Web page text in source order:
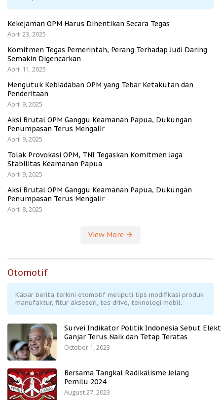
Kekejaman OPM Harus Dihentikan Secara Tegas
April 23, 2025
Komitmen Tegas Pemerintah, Perang Terhadap Judi Daring
Semakin Digencarkan
April 11, 2025
Mengutuk Kebiadaban OPM yang Tebar Ketakutan dan
Penderitaan
April 9, 2025
Aksi Brutal OPM Ganggu Keamanan Papua, Dukungan
Penumpasan Terus Mengalir
April 9, 2025
Tolak Provokasi OPM, TNI Tegaskan Komitmen Jaga
Stabilitas Keamanan Papua
April 9, 2025
Aksi Brutal OPM Ganggu Keamanan Papua, Dukungan
Penumpasan Terus Mengalir
April 8, 2025
View More
Otomotif
Kabar berita terkini otomotif meliputi tips modifikasi produk
manufaktur, fitur aksesori, tes drive, teknologi mobil.
Survei Indikator Politik Indonesia Sebut
Ganjar Terus Naik dan Tetap Teratas
October 1, 2023
Bersama Tangkal Radikalisme Jelang
Pemilu 2024
August 27, 2023